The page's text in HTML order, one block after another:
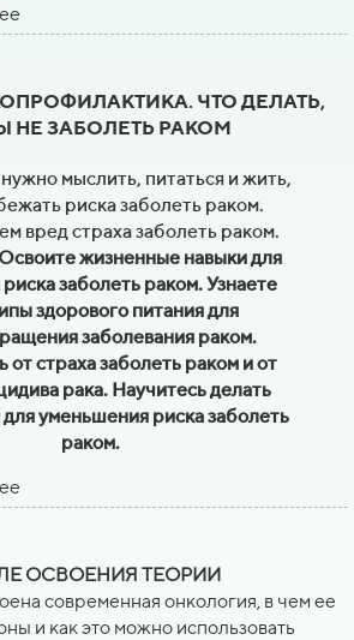
ЧТО ДЕЛАТЬ,
НЕ ЗАБОЛЕТЬ РАКОМ
нужно мыслить, питаться и жить,
риска заболеть раком.
вред страха заболеть раком.
жизненные навыки для
заболеть раком. Узнаете
здорового питания для
заболевания раком.
от страха заболеть раком и от
рака. Научитесь делать
уменьшения риска заболеть
раком.
ОСВОЕНИЯ ТЕОРИИ
современная онкология, в чем ее
и как это можно использовать